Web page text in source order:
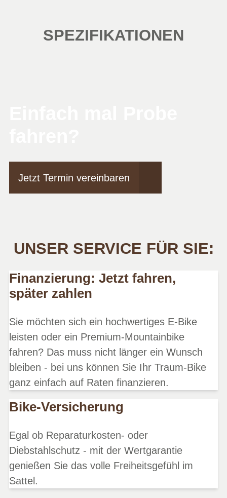
SPEZIFIKATIONEN
Jetzt Termin vereinbaren
UNSER SERVICE FÜR SIE:
Finanzierung: Jetzt fahren,
später zahlen
Sie möchten sich ein hochwertiges E-Bike
leisten oder ein Premium-Mountainbike
fahren? Das muss nicht länger ein Wunsch
bleiben - bei uns können Sie Ihr Traum-Bike
ganz einfach auf Raten finanzieren.
Bike-Versicherung
Egal ob Reparaturkosten- oder
Diebstahlschutz - mit der Wertgarantie
genießen Sie das volle Freiheitsgefühl im
Sattel.